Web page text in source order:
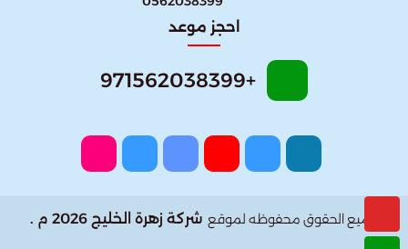
احجز موعد
+971562038399
جميع الحقوق محفوظه لموقع شركة زهرة الخليج 2026 م .